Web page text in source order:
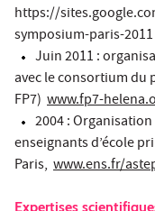
https://
symposium-paris-2011
Juin 2011 :
avec le consortium du
FP7) www.fp7-
2004 :
enseignants d’école
Paris, www.ens.fr/
Expertises